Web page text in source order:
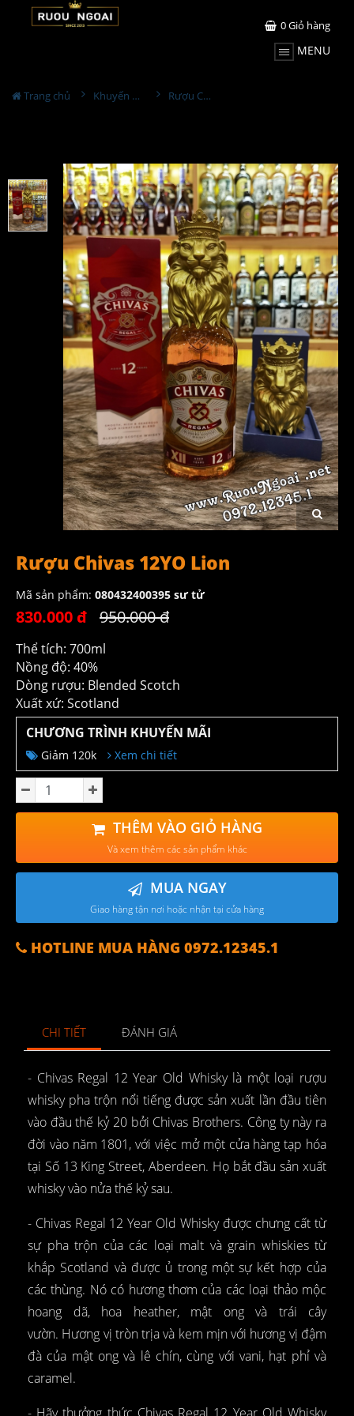
0Giỏ hàng
MENU
Trang chủ Khuyến Mãi Lớn Rượu Chivas 12YO Lion
Rượu Chivas 12YO Lion
Mã sản phẩm: 080432400395 sư tử
830.000 đ 950.000 đ
Thể tích: 700ml
Nồng độ: 40%
Dòng rượu: Blended Scotch
Xuất xứ: Scotland
CHƯƠNG TRÌNH KHUYẾN MÃI
Giảm 120k Xem chi tiết
THÊM VÀO GIỎ HÀNG
Và xem thêm các sản phẩm khác
MUA NGAY
Giao hàng tận nơi hoặc nhận tại cửa hàng
HOTLINE MUA HÀNG 0972.12345.1
CHI TIẾT ĐÁNH GIÁ
- Chivas Regal 12 Year Old Whisky là một loại rượu
whisky pha trộn nổi tiếng được sản xuất lần đầu tiên
vào đầu thế kỷ 20 bởi Chivas Brothers. Công ty này ra
đời vào năm 1801, với việc mở một cửa hàng tạp hóa
tại Số 13 King Street, Aberdeen. Họ bắt đầu sản xuất
whisky vào nửa thế kỷ sau.
- Chivas Regal 12 Year Old Whisky được chưng cất từ
sự pha trộn của các loại malt và grain whiskies từ
khắp Scotland và được ủ trong một sự kết hợp của
các thùng. Nó có hương thơm của các loại thảo mộc
hoang dã, hoa heather, mật ong và trái cây
vườn. Hương vị tròn trịa và kem mịn với hương vị đậm
đà của mật ong và lê chín, cùng với vani, hạt phỉ và
caramel.